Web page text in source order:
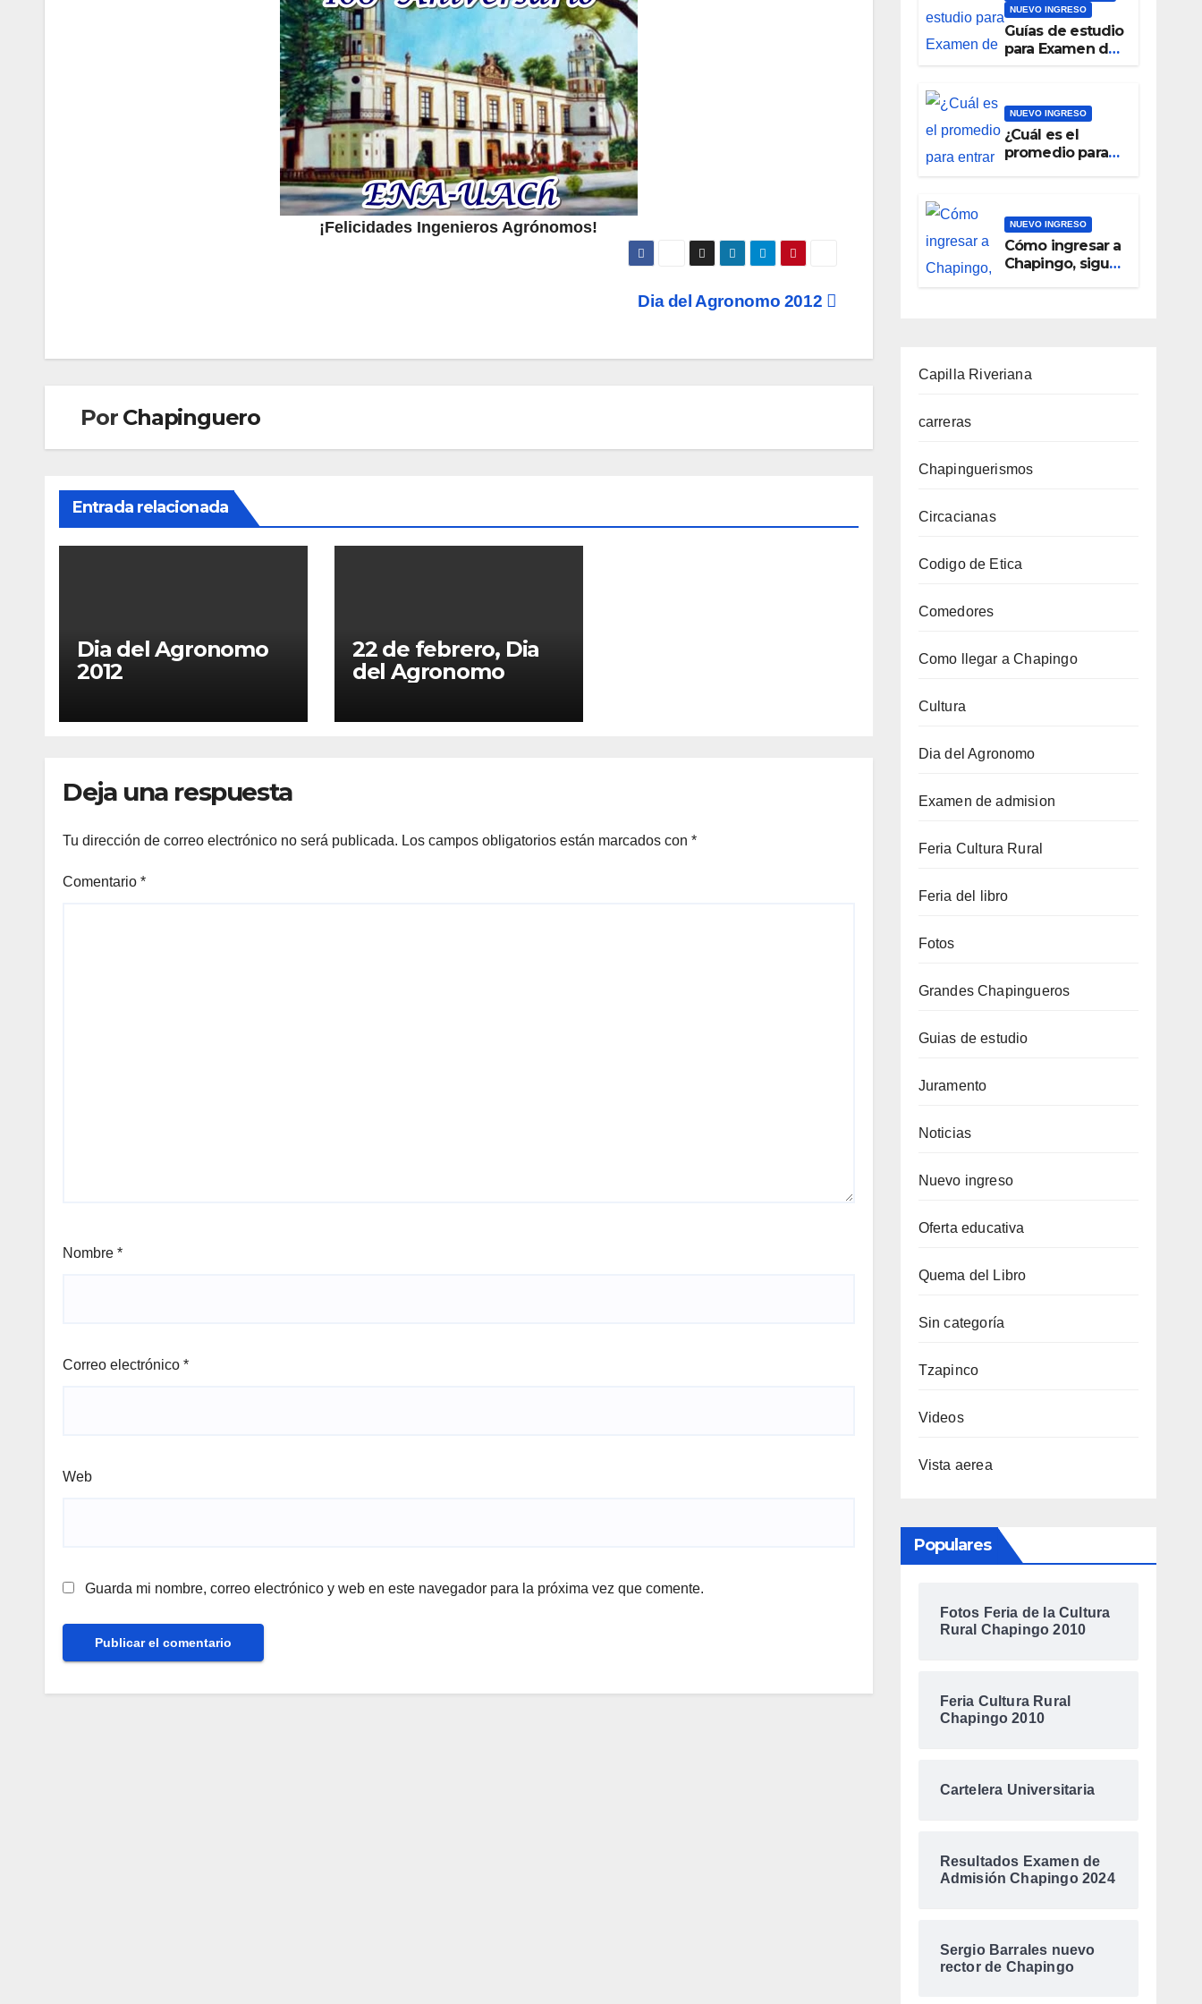
¡Felicidades Ingenieros Agrónomos!
Dia del Agronomo 2012
Por Chapinguero
Entrada relacionada
Dia del Agronomo
2012
22 de febrero, Dia
del Agronomo
Deja una respuesta
Tu dirección de correo electrónico no será publicada. Los campos obligatorios están marcados con *
Comentario *
Nombre *
Correo electrónico *
Web
Guarda mi nombre, correo electrónico y web en este navegador para la próxima vez que comente.
NUEVO INGRESO
Guías de estudio
para Examen de
NUEVO INGRESO
¿Cuál es el
promedio para
NUEVO INGRESO
Cómo ingresar a
Chapingo, sigue
Capilla Riveriana
carreras
Chapinguerismos
Circacianas
Codigo de Etica
Comedores
Como llegar a Chapingo
Cultura
Dia del Agronomo
Examen de admision
Feria Cultura Rural
Feria del libro
Fotos
Grandes Chapingueros
Guias de estudio
Juramento
Noticias
Nuevo ingreso
Oferta educativa
Quema del Libro
Sin categoría
Tzapinco
Videos
Vista aerea
Populares
Fotos Feria de la Cultura
Rural Chapingo 2010
Feria Cultura Rural
Chapingo 2010
Cartelera Universitaria
Resultados Examen de
Admisión Chapingo 2024
Sergio Barrales nuevo
rector de Chapingo